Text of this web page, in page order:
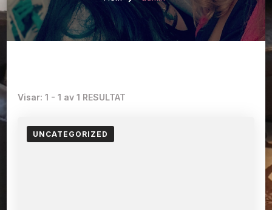
Visar: 1 - 1 av 1 RESULTAT
UNCATEGORIZED